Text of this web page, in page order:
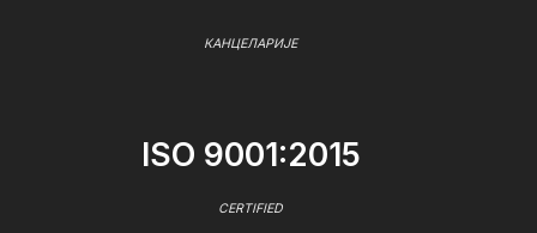
КАНЦЕЛАРИЈЕ
ISO 9001:2015
CERTIFIED